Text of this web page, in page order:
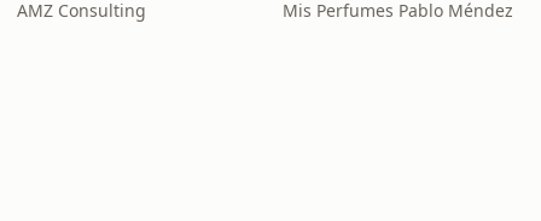
AMZ Consulting Mis Perfumes Pablo Méndez